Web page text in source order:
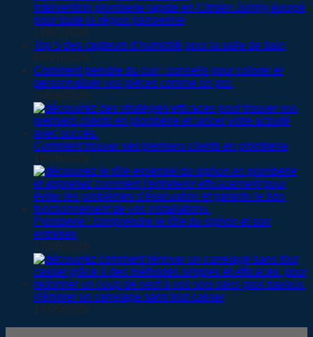
Intervention plomberie rapide en Citroën Jumpy équipé
pour toute la région parisienne
12/07/2026
Top 5 des capteurs d’humidité pour la salle de bain
08/07/2026
Comment peindre du cuir : conseils pour colorer et
personnaliser vos pièces comme un pro.
20/06/2026
Comment trouver ses premiers clients en plomberie
18/06/2026
Plomberie : comprendre le rôle du siphon et son
entretien
17/06/2026
Rénover un carrelage sans tout casser
13/05/2026